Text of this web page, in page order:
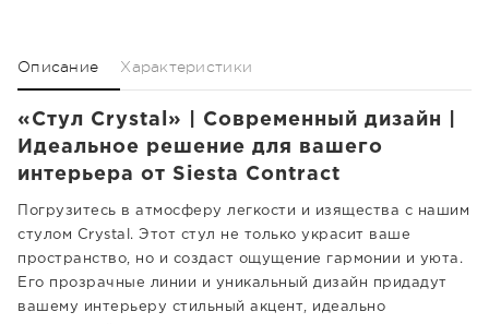
Описание Характеристики
«Стул Crystal» | Современный дизайн |
Идеальное решение для вашего
интерьера от Siesta Contract
Погрузитесь в атмосферу легкости и изящества с нашим
стулом Crystal. Этот стул не только украсит ваше
пространство, но и создаст ощущение гармонии и уюта.
Его прозрачные линии и уникальный дизайн придадут
вашему интерьеру стильный акцент, идеально